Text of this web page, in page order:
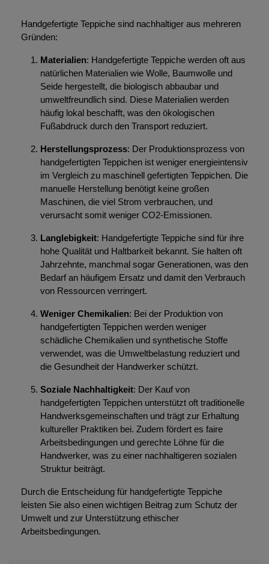
Handgefertigte Teppiche sind nachhaltiger aus mehreren
Gründen:
Materialien: Handgefertigte Teppiche werden oft aus
natürlichen Materialien wie Wolle, Baumwolle und
Seide hergestellt, die biologisch abbaubar und
umweltfreundlich sind. Diese Materialien werden
häufig lokal beschafft, was den ökologischen
Fußabdruck durch den Transport reduziert.
Herstellungsprozess: Der Produktionsprozess von
handgefertigten Teppichen ist weniger energieintensiv
im Vergleich zu maschinell gefertigten Teppichen. Die
manuelle Herstellung benötigt keine großen
Maschinen, die viel Strom verbrauchen, und
verursacht somit weniger CO2-Emissionen.
Langlebigkeit: Handgefertigte Teppiche sind für ihre
hohe Qualität und Haltbarkeit bekannt. Sie halten oft
Jahrzehnte, manchmal sogar Generationen, was den
Bedarf an häufigem Ersatz und damit den Verbrauch
von Ressourcen verringert.
Weniger Chemikalien: Bei der Produktion von
handgefertigten Teppichen werden weniger
schädliche Chemikalien und synthetische Stoffe
verwendet, was die Umweltbelastung reduziert und
die Gesundheit der Handwerker schützt.
Soziale Nachhaltigkeit: Der Kauf von
handgefertigten Teppichen unterstützt oft traditionelle
Handwerksgemeinschaften und trägt zur Erhaltung
kultureller Praktiken bei. Zudem fördert es faire
Arbeitsbedingungen und gerechte Löhne für die
Handwerker, was zu einer nachhaltigeren sozialen
Struktur beiträgt.
Durch die Entscheidung für handgefertigte Teppiche
leisten Sie also einen wichtigen Beitrag zum Schutz der
Umwelt und zur Unterstützung ethischer
Arbeitsbedingungen.